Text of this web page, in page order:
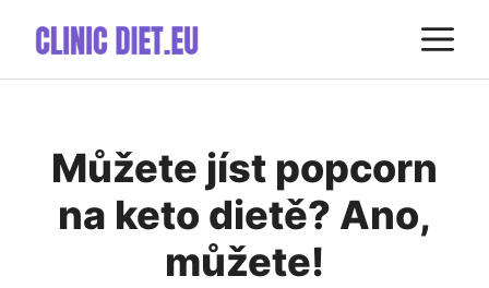
obsah
Můžete jíst popcorn
na keto dietě? Ano,
můžete!